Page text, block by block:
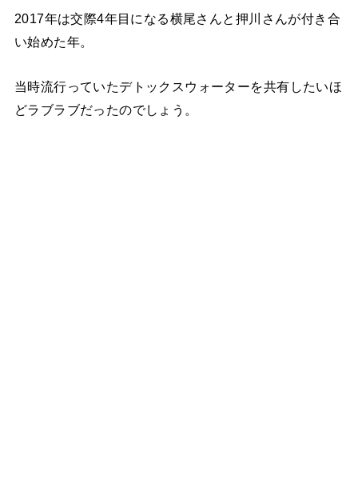
2017年は交際4年目になる横尾さんと押川さんが付き合
い始めた年。
当時流行っていたデトックスウォーターを共有したいほ
どラブラブだったのでしょう。